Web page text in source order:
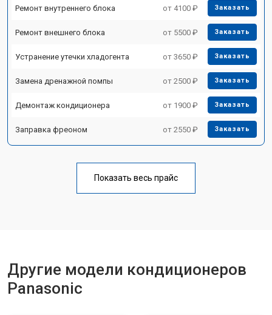
Ремонт внутреннего блока от 4100 ₽ Заказать
Ремонт внешнего блока от 5500 ₽ Заказать
Устранение утечки хладогента от 3650 ₽ Заказать
Замена дренажной помпы от 2500 ₽ Заказать
Демонтаж кондиционера от 1900 ₽ Заказать
Заправка фреоном от 2550 ₽ Заказать
Показать весь прайс
Другие модели кондиционеров
Panasonic